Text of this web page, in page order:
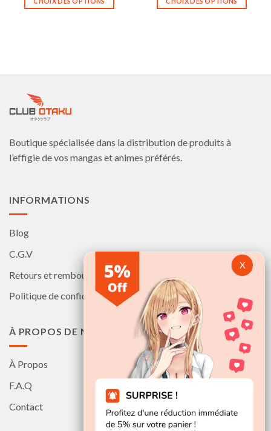
19,90€
être
sur
la
sur
Boutique spécialisée dans la distribution de produits à
l’effigie de vos mangas et animes préférés.
INFORMATIONS
Blog
C.G.V
Retours et remboursements
Politique de confidentialité
À PROPOS DE NOUS
À Propos
F.A.Q
Contact